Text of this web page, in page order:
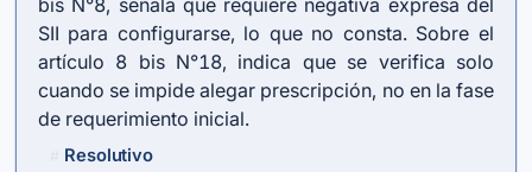
bis N°8, señala que requiere negativa expresa del
SII para configurarse, lo que no consta. Sobre el
artículo 8 bis N°18, indica que se verifica solo
cuando se impide alegar prescripción, no en la fase
de requerimiento inicial.
Resolutivo